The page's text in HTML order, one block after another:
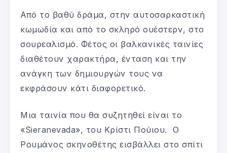
Από το βαθύ δράμα, στην αυτοσαρκαστική
κωμωδία και από το σκληρό ουέστερν, στο
σουρεαλισμό. Φέτος οι βαλκανικές ταινίες
διαθέτουν χαρακτήρα, ένταση και την
ανάγκη των δημιουργών τους να
εκφράσουν κάτι διαφορετικό.
Μια ταινία που θα συζητηθεί είναι το
«Sieranevada», του Κρίστι Πούιου. Ο
Ρουμάνος σκηνοθέτης εισβάλλει στο σπίτι